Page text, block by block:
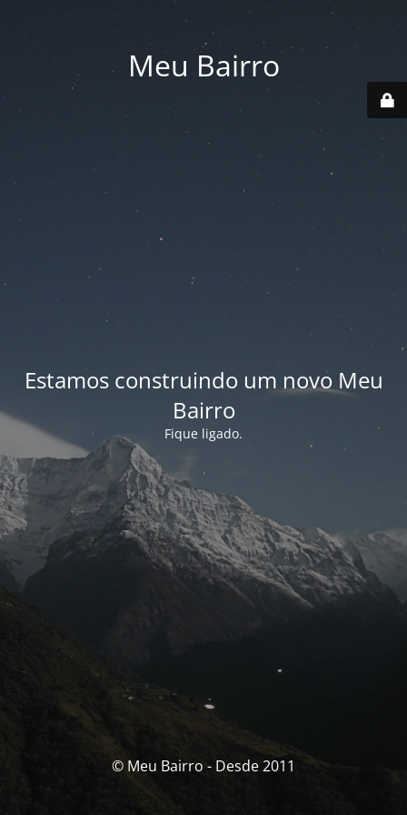
Meu Bairro
Estamos construindo um novo Meu
Bairro
Fique ligado.
© Meu Bairro - Desde 2011